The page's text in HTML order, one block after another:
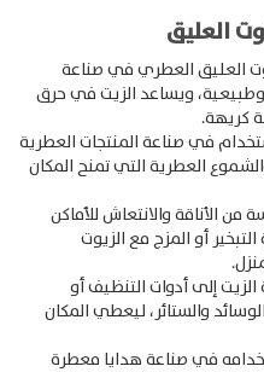
العليق
العليق العطري في صناعة
وطبيعية، ويساعد الزيت في حرق
كريهة.
في صناعة المنتجات العطرية
العطرية التي تمنح المكان
الأناقة والانتعاش للأماكن
أو المزج مع الزيوت
إلى أدوات التنظيف أو
والستائر، ليعطي المكان
في صناعة هدايا معطرة